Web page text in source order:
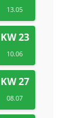
13.05
KW 23
10.06
KW 27
08.07